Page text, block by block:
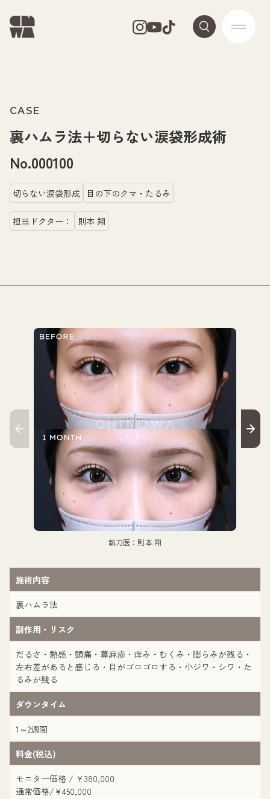
CASE
裏ハムラ法＋切らない涙袋形成術
No.000100
切らない涙袋形成 目の下のクマ・たるみ
担当ドクター： 則本 翔
執刀医：則本 翔
施術内容
裏ハムラ法
副作用・リスク
だるさ・熱感・頭痛・蕁麻疹・痒み・むくみ・膨らみが残る・
左右差があると感じる・目がゴロゴロする・小ジワ・シワ・た
るみが残る
ダウンタイム
1～2週間
料金(税込)
モニター価格 / ¥380,000
通常価格/¥450,000